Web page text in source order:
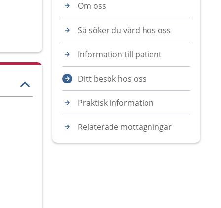
Om oss
Så söker du vård hos oss
Information till patient
Ditt besök hos oss
Praktisk information
Relaterade mottagningar